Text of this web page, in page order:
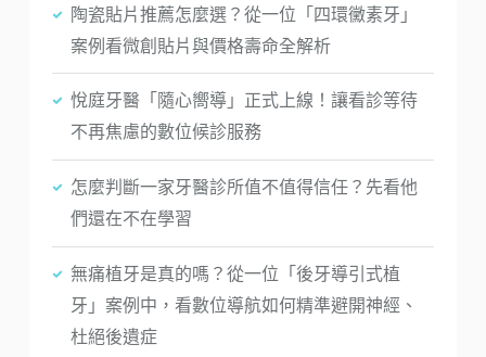
陶瓷貼片推薦怎麼選？從一位「四環黴素牙」
案例看微創貼片與價格壽命全解析
悅庭牙醫「隨心嚮導」正式上線！讓看診等待
不再焦慮的數位候診服務
怎麼判斷一家牙醫診所值不值得信任？先看他
們還在不在學習
無痛植牙是真的嗎？從一位「後牙導引式植
牙」案例中，看數位導航如何精準避開神經、
杜絕後遺症